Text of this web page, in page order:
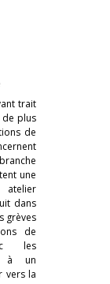
trait
plus
de
une
dans
grèves
de
les
à un
vers la